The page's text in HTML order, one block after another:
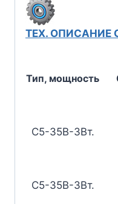
ТЕХ. ОПИСАНИЕ
Тип, мощность
С5-35В-3Вт.
С5-35В-3Вт.